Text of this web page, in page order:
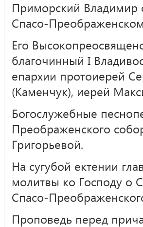
Приморский Владимир
Спасо-
Его
благочинный I
епархии протоиерей
(Каменчук), иерей
Богослужебные
Преображенского
Григорьевой.
На сугубой ектении
молитвы ко Господу о
Спасо-
Проповедь перед